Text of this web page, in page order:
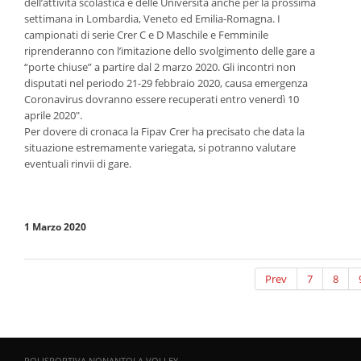
settimana in Lombardia, Veneto ed Emilia-Romagna. I
campionati di serie Crer C e D Maschile e Femminile
riprenderanno con l’imitazione dello svolgimento delle gare a
“porte chiuse” a partire dal 2 marzo 2020. Gli incontri non
disputati nel periodo 21-29 febbraio 2020, causa emergenza
Coronavirus dovranno essere recuperati entro venerdì 10
aprile 2020".
Per dovere di cronaca la Fipav Crer ha precisato che data la
situazione estremamente variegata, si potranno valutare
eventuali rinvii di gare.
1 Marzo 2020
Prev 7 8